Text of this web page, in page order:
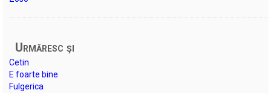
Urmăresc şi
Cetin
E foarte bine
Fulgerica